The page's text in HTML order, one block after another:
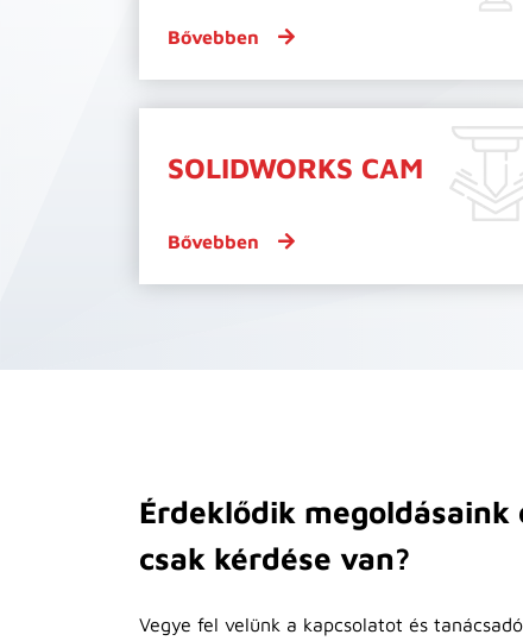
Bővebben
SOLIDWORKS CAM
Bővebben
Érdeklődik
csak kérdése van?
Vegye fel velünk a kapcsolatot és